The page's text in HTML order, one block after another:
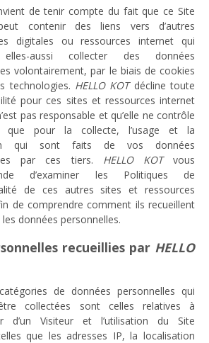
de tenir compte du fait que ce Site
contenir des liens vers d’autres
digitales ou ressources internet qui
aussi collecter des données
volontairement, par le biais de cookies
technologies. HELLO KOTdécline toute
pour ces sites et ressources internet
pas responsable et qu’elle ne contrôle
que pour la collecte, l’usage et la
qui sont faits de vos données
par ces tiers. HELLO KOTvous
d’examiner les Politiques de
de ces autres sites et ressources
de comprendre comment ils recueillent
données personnelles.
recueillies par HELLO
de données personnelles qui
collectées sont celles relatives à
d’un Visiteur et l’utilisation du Site
que les adresses IP, la localisation